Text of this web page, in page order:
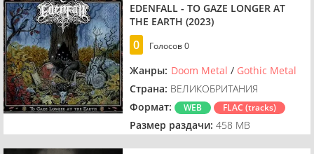
EDENFALL - TO GAZE LONGER AT
THE EARTH (2023)
0 Голосов0
Жанры: Doom Metal / Gothic Metal
Страна: ВЕЛИКОБРИТАНИЯ
Формат:
WEB FLAC (tracks)
Размер раздачи: 458 MB